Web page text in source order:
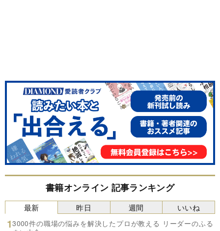
書籍オンライン 記事ランキング
最新
3000件の職場の悩みを解決したプロが教える リーダーのふる
昨日 週間 いいね